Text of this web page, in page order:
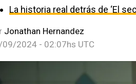
La historia real detrás de ‘El
Jonathan Hernandez
2024 - 02:07hs UTC